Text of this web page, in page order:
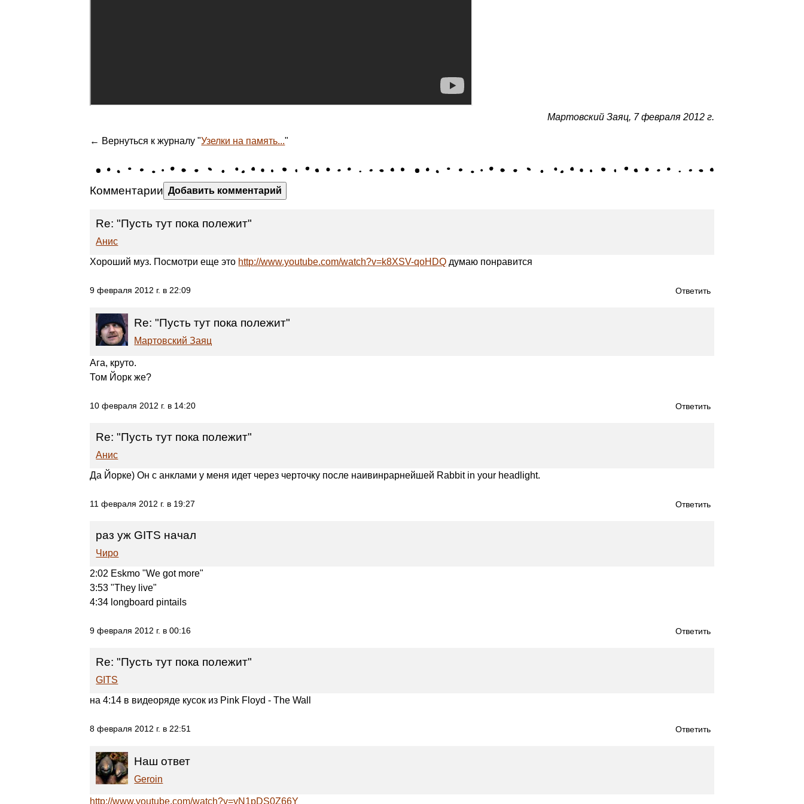
Мартовский Заяц, 7 февраля 2012 г.
← Вернуться к журналу "Узелки на память..."
Комментарии Добавить комментарий
Re: "Пусть тут пока полежит"
Анис
Хороший муз. Посмотри еще это http://www.youtube.com/watch?v=k8XSV-qoHDQ думаю понравится
Ответить
9 февраля 2012 г. в 22:09
Re: "Пусть тут пока полежит"
Мартовский Заяц
Ага, круто.
Том Йорк же?
Ответить
10 февраля 2012 г. в 14:20
Re: "Пусть тут пока полежит"
Анис
Да Йорке) Он с анклами у меня идет через черточку после наивинрарнейшей Rabbit in your headlight.
Ответить
11 февраля 2012 г. в 19:27
раз уж GITS начал
Чиро
2:02 Eskmo "We got more"
3:53 "They live"
4:34 longboard pintails
Ответить
9 февраля 2012 г. в 00:16
Re: "Пусть тут пока полежит"
GITS
на 4:14 в видеоряде кусок из Pink Floyd - The Wall
Ответить
8 февраля 2012 г. в 22:51
Наш ответ
Geroin
http://www.youtube.com/watch?v=yN1pDS0Z66Y